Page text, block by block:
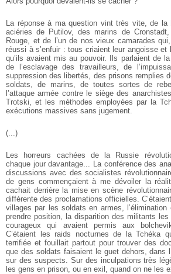
La réponse à ma question vint très vite, de la
aciéries de Putilov, des marins de
Rouge, et de l’un de nos vieux camarades
réussi à s’enfuir : tous criaient leur angoisse et
qu’ils avaient mis au pouvoir. Ils parlaient de
de l’esclavage des travailleurs, de
suppression des libertés, des prisons remplies
soldats, de marins, de toutes sortes de
l’attaque armée contre le siège des
Trotski, et les méthodes employées par la
exécutions massives sans jugement.
(...)
Les horreurs cachées de la Russie
chaque jour davantage... La conférence des
discussions avec des socialistes
de gens commençaient à me dévoiler la
cachait derrière la mise en scène
différente des proclamations officielles.
villages par les soldats en armes,
prendre position, la disparition des militants
courageux qui avaient permis aux
C’étaient les raids nocturnes de la Tchéka
terrifiée et fouillait partout pour trouver des
que des soldats faisaient le guet dehors, dans
sur des suspects. Sur des inculpations très
les gens en prison, ou en exil, quand on ne les